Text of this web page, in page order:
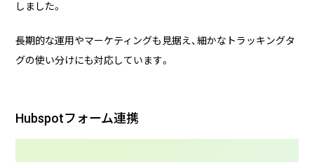
しました。
長期的な運用やマーケティングも見据え、細かなトラッキングタ
グの使い分けにも対応しています。
Hubspotフォーム連携